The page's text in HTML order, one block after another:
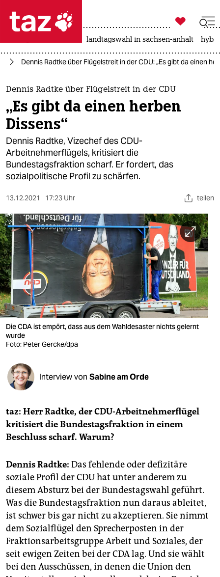
 taz zahl ich
taz zahl ich
themen
politik
öko
gesellschaft
kultur
sport
berlin
nord
wahrheit
verlag
verlag
veranstaltungen
shop
fragen & hilfe
unterstützen
genossenschaft
epaper login

taz zahl ich
landtagswahl in sachsen-anhalt
Dennis Radtke über Flügelstreit in der CDU: „Es gibt da einen
Dennis Radtke über Flügelstreit in der CDU
„Es gibt da einen herben
Dissens“
Dennis Radtke, Vizechef des CDU-
Arbeitnehmerflügels, kritisiert die
Bundestagsfraktion scharf. Er fordert, das
sozialpolitische Profil zu schärfen.
13.12.2021 17:23 Uhr teilen
Die CDA ist empört, dass aus dem Wahldesaster nichts gelernt
wurde
Foto: Peter Gercke/dpa
Interview von Sabine am Orde
taz: Herr Radtke, der CDU-Arbeitnehmerflügel
kritisiert die Bundestagsfraktion in einem
Beschluss scharf. Warum?
Dennis Radtke: Das fehlende oder defizitäre
soziale Profil der CDU hat unter anderem zu
diesem Absturz bei der Bundestagswahl geführt.
Was die Bundestagsfraktion nun daraus ableitet,
ist schwer bis gar nicht zu akzeptieren. Sie nimmt
dem Sozialflügel den Sprecherposten in der
Fraktionsarbeitsgruppe Arbeit und Soziales, der
seit ewigen Zeiten bei der CDA lag. Und sie wählt
bei den Ausschüssen, in denen die Union den